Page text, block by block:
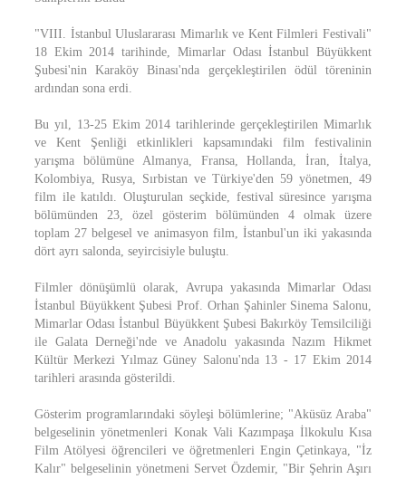
"VIII. İstanbul Uluslararası Mimarlık ve Kent Filmleri Festivali"
18 Ekim 2014 tarihinde, Mimarlar Odası İstanbul Büyükkent
Şubesi'nin Karaköy Binası'nda gerçekleştirilen ödül töreninin
ardından sona erdi.
Bu yıl, 13-25 Ekim 2014 tarihlerinde gerçekleştirilen Mimarlık
ve Kent Şenliği etkinlikleri kapsamındaki film festivalinin
yarışma bölümüne Almanya, Fransa, Hollanda, İran, İtalya,
Kolombiya, Rusya, Sırbistan ve Türkiye'den 59 yönetmen, 49
film ile katıldı. Oluşturulan seçkide, festival süresince yarışma
bölümünden 23, özel gösterim bölümünden 4 olmak üzere
toplam 27 belgesel ve animasyon film, İstanbul'un iki yakasında
dört ayrı salonda, seyircisiyle buluştu.
Filmler dönüşümlü olarak, Avrupa yakasında Mimarlar Odası
İstanbul Büyükkent Şubesi Prof. Orhan Şahinler Sinema Salonu,
Mimarlar Odası İstanbul Büyükkent Şubesi Bakırköy Temsilciliği
ile Galata Derneği'nde ve Anadolu yakasında Nazım Hikmet
Kültür Merkezi Yılmaz Güney Salonu'nda 13 - 17 Ekim 2014
tarihleri arasında gösterildi.
Gösterim programlarındaki söyleşi bölümlerine; "Aküsüz Araba"
belgeselinin yönetmenleri Konak Vali Kazımpaşa İlkokulu Kısa
Film Atölyesi öğrencileri ve öğretmenleri Engin Çetinkaya, "İz
Kalır" belgeselinin yönetmeni Servet Özdemir, "Bir Şehrin Aşırı